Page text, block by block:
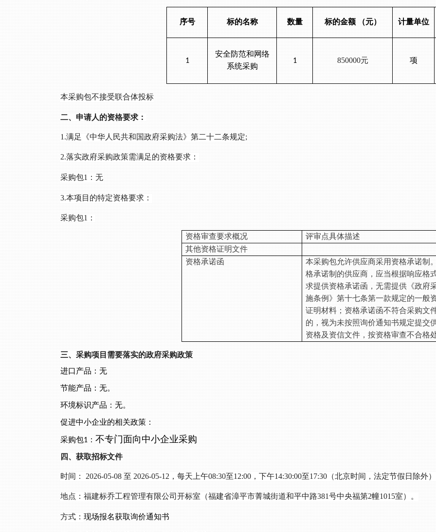
序号 标的名称 数量 标的金额 （元） 计量单位
1
安全防范和网络
系统采购
1 850000元 项
本采购包不接受联合体投标
二、申请人的资格要求：
1.满足《中华人民共和国政府采购法》第二十二条规定;
2.落实政府采购政策需满足的资格要求：
采购包1：无
3.本项目的特定资格要求：
采购包1：
资格审查要求概况
评审点具体描述
其他资格证明文件
资格承诺函
本采购包允许供应商采用资格承诺制
格承诺制的供应商，应当根据响应格
求提供资格承诺函，无需提供《政府
施条例》第十七条第一款规定的一般
证明材料；资格承诺函不符合采购文
的，视为未按照询价通知书规定提交
资格及资信文件，按资格审查不合格
三、采购项目需要落实的政府采购政策
进口产品： 无
节能产品： 无。
环境标识产品： 无。
促进中小企业的相关政策：
采购包1 ： 不专门面向中小企业采购
四、获取招标文件
时间： 2026-05-08 至 2026-05-12 ，每天上午08:30至12:00，下午14:30:00至17:30 （北京时间，法定节假日除外）
地点： 福建标乔工程管理有限公司开标室（福建省漳平市菁城街道和平中路381号中央福第2幢1015室） 。
方式： 现场报名获取询价通知书